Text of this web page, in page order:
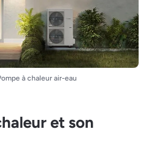
à chaleur air-eau
et son